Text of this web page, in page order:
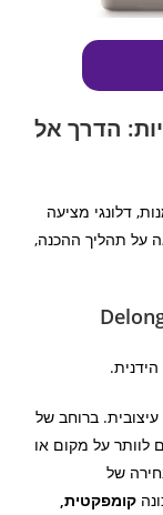
הדרך אל
דלונגי מציעה
על תהליך ההכנה,
לוותר על מקום או
של
קומפקטית,